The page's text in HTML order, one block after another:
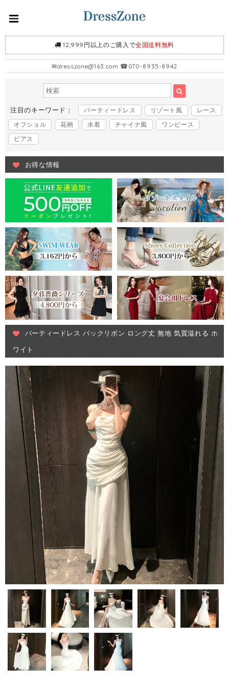
12,999円以上のご購入で全国送料無料
✉dresszone@163.com ☎070-8935-8942
注目のキーワード： パーティードレス リゾート風
レース
オフショル
花柄 水着 チャイナ風
ワンピース
ピアス
お得な情報
パーティードレス バックリボン ロング丈 無地 気質溢れる ホ
ワイト